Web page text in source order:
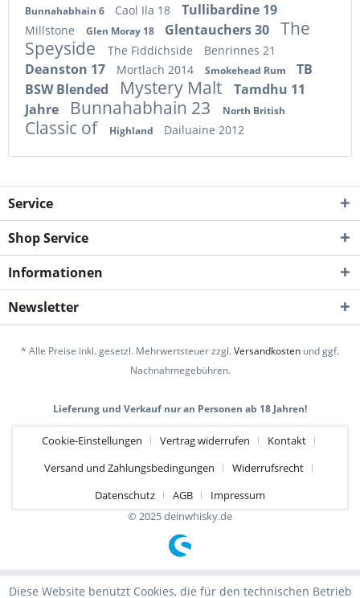
Bunnahabhain 6 Caol Ila 18 Tullibardine 19
Millstone Glen Moray 18 Glentauchers 30
The
Speyside
The Fiddichside Benrinnes 21
Deanston 17 Mortlach 2014 Smokehead Rum
TB
BSW Blended
Mystery Malt
Tamdhu 11
Jahre
Bunnahabhain 23 North British
Classic of Highland Dailuaine 2012
Service
Shop Service
Informationen
Newsletter
* Alle Preise inkl. gesetzl. Mehrwertsteuer zzgl.Versandkosten und ggf.
Nachnahmegebühren.
Lieferung und Verkauf nur an Personen ab 18 Jahren!
Cookie-Einstellungen Vertrag widerrufen
Kontakt
Versand und Zahlungsbedingungen
Widerrufsrecht
Datenschutz
AGB
Impressum
© 2025 deinwhisky.de
Diese Website benutzt Cookies, die für den technischen Betrieb